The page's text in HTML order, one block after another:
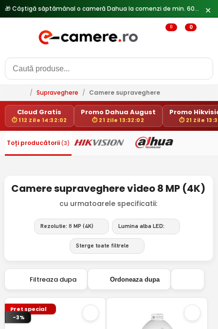
🎁 Câștigă săptămânal o cameră Dahua la comenzi de min. 600 lei — ✕
0 0
/ Supraveghere / Camere supraveghere
Cloud Gratis
⏱ 112 Zile 14:32:02
Promo Dahua August
⏱ 21 Zile 13:32:02
Promo
⏱ 21 Zile
Toți producătorii (3)
Camere supraveghere video 8 MP (4K)
cu urmatoarele specificatii:
Rezolutie: 8 MP (4K) Lumina alba LED:
Sterge toate filtrele
Filtreaza dupa Ordoneaza dupa
Pret special
-3%